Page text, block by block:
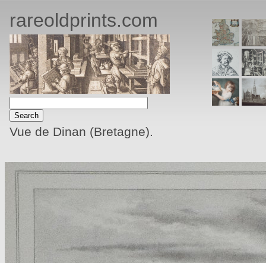
rareoldprints.com
Vue de Dinan (Bretagne).